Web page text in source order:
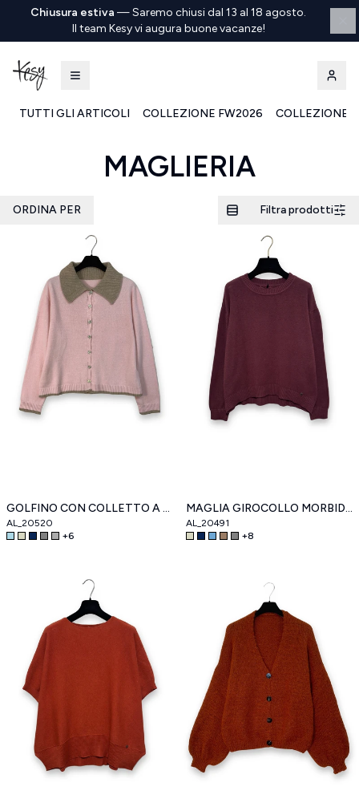
Chiusura estiva —Saremo chiusi dal 13 al 18 agosto.
Il team Kesy vi augura buone vacanze!
TUTTI GLI ARTICOLI COLLEZIONE FW2026 COLLEZIONE
MAGLIERIA
ORDINA PER Filtra prodotti
GOLFINO CON COLLETTO A CONTRASTO MISTO LANA CASHMERE
AL_20520
+6
MAGLIA GIROCOLLO MORBIDA, PIÙ LUNGA DIETRO
AL_20491
+8